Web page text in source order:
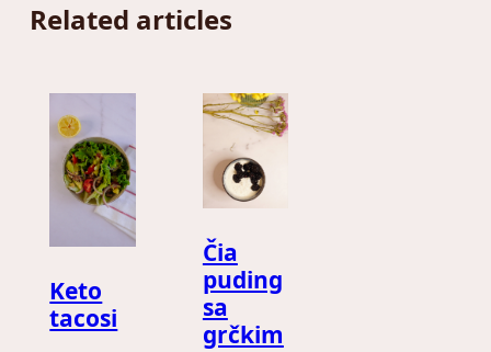
Related articles
Keto
tacosi
Čia
puding
sa
grčkim